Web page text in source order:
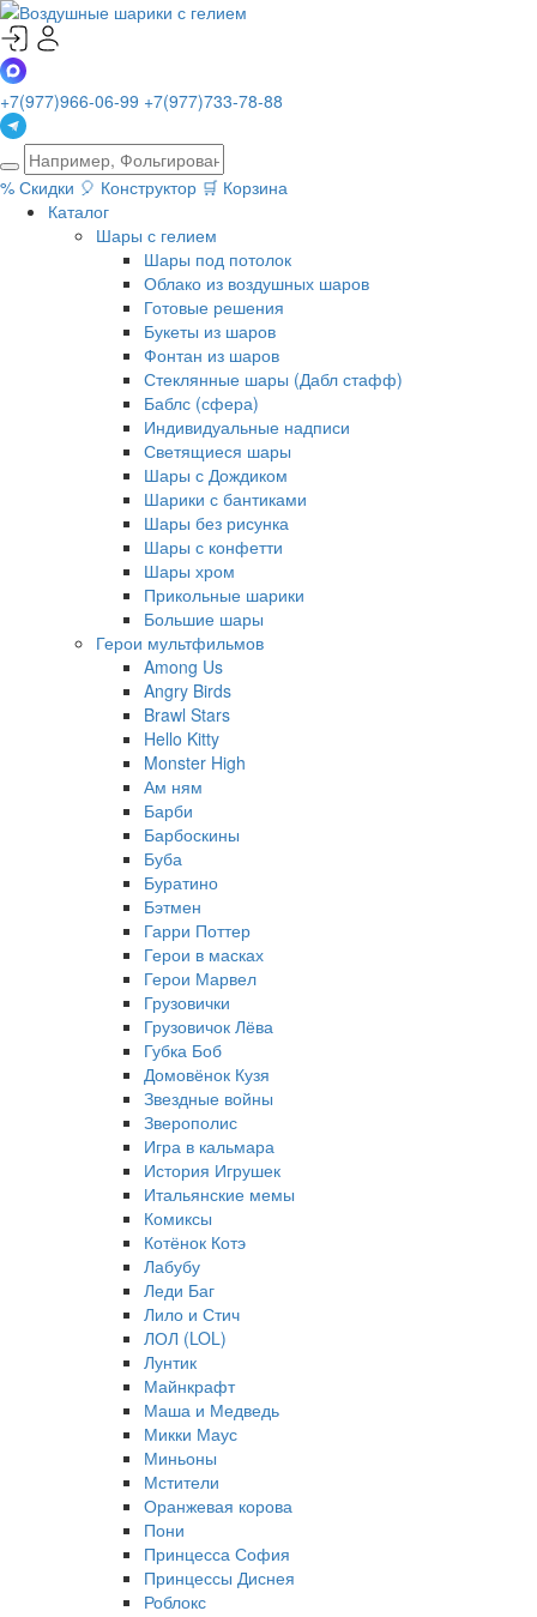
+7(977)966-06-99 +7(977)733-78-88
% Скидки 🎈 Конструктор 🛒 Корзина
Каталог
Шары с гелием
Шары под потолок
Облако из воздушных шаров
Готовые решения
Букеты из шаров
Фонтан из шаров
Стеклянные шары (Дабл стафф)
Баблс (сфера)
Индивидуальные надписи
Светящиеся шары
Шары с Дождиком
Шарики с бантиками
Шары без рисунка
Шары с конфетти
Шары хром
Прикольные шарики
Большие шары
Герои мультфильмов
Among Us
Angry Birds
Brawl Stars
Hello Kitty
Monster High
Ам ням
Барби
Барбоскины
Буба
Буратино
Бэтмен
Гарри Поттер
Герои в масках
Герои Марвел
Грузовички
Грузовичок Лёва
Губка Боб
Домовёнок Кузя
Звездные войны
Зверополис
Игра в кальмара
История Игрушек
Итальянские мемы
Комиксы
Котёнок Котэ
Лабубу
Леди Баг
Лило и Стич
ЛОЛ (LOL)
Лунтик
Майнкрафт
Маша и Медведь
Микки Маус
Миньоны
Мстители
Оранжевая корова
Пони
Принцесса София
Принцессы Диснея
Роблокс